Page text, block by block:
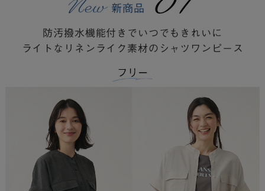
防汚撥水機能付きでいつでもきれいに
ライトなリネンライク素材のシャツワンピース